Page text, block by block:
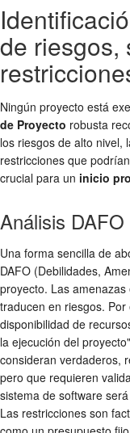
de riesgos,
Ningún proyecto está
de Proyecto robusta
los riesgos de alto nivel,
restricciones que
crucial para un inicio
Análisis
Una forma sencilla de
DAFO (Debilidades,
proyecto. Las
traducen en riesgos.
disponibilidad de
la ejecución del
consideran verdaderos,
pero que requieren
sistema de software
Las restricciones son